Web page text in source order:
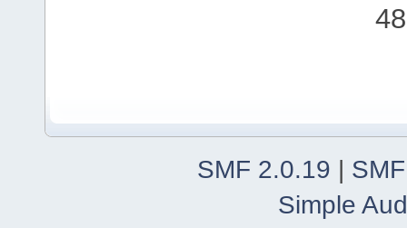
SMF 2.0.19
Simple